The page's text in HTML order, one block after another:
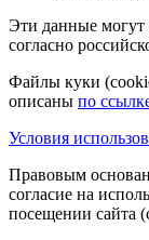
Эти данные могут
согласно
Файлы куки
описаны по
Условия
Правовым
согласие на
посещении сайта